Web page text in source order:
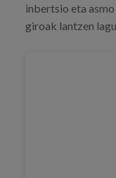
inbertsio eta
giroak lantzen